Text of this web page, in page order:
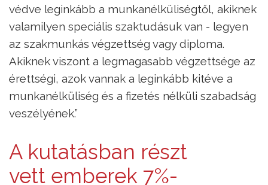
védve leginkább a munkanélküliségtől, akiknek
valamilyen speciális szaktudásuk van - legyen
az szakmunkás végzettség vagy diploma.
Akiknek viszont a legmagasabb végzettsége az
érettségi, azok vannak a leginkább kitéve a
munkanélküliség és a fizetés nélküli szabadság
veszélyének.”
A kutatásban részt
vett emberek 7%-